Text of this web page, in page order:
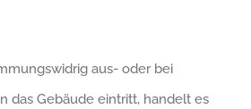
aus- oder bei
das Gebäude eintritt, handelt es